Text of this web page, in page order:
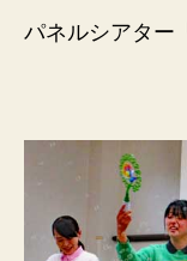
パネルシアター